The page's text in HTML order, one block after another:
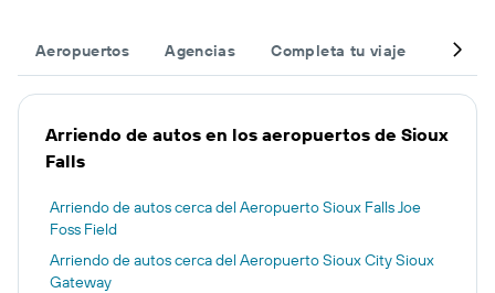
Aeropuertos Agencias Completa tu viaje Otros
Arriendo de autos en los aeropuertos de Sioux
Falls
Arriendo de autos cerca del Aeropuerto Sioux Falls Joe
Foss Field
Arriendo de autos cerca del Aeropuerto Sioux City Sioux
Gateway